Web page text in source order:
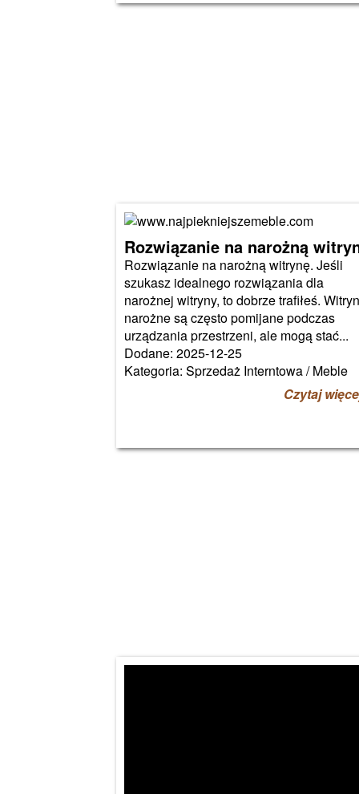
Rozwiązanie na narożną
Rozwiązanie na narożną witrynę. Jeśli
szukasz idealnego rozwiązania dla
narożnej witryny, to dobrze trafiłeś.
narożne są często pomijane podczas
urządzania przestrzeni, ale mogą stać...
Dodane: 2025-12-25
Kategoria: Sprzedaż Interntowa / Meble
Czytaj